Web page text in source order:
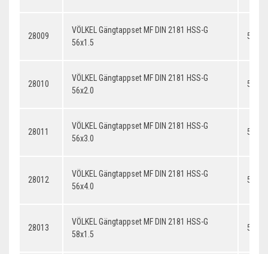
28009
VÖLKEL Gängtappset MF DIN 2181 HSS-G
56x1.5
28010
VÖLKEL Gängtappset MF DIN 2181 HSS-G
56x2.0
28011
VÖLKEL Gängtappset MF DIN 2181 HSS-G
56x3.0
28012
VÖLKEL Gängtappset MF DIN 2181 HSS-G
56x4.0
28013
VÖLKEL Gängtappset MF DIN 2181 HSS-G
58x1.5